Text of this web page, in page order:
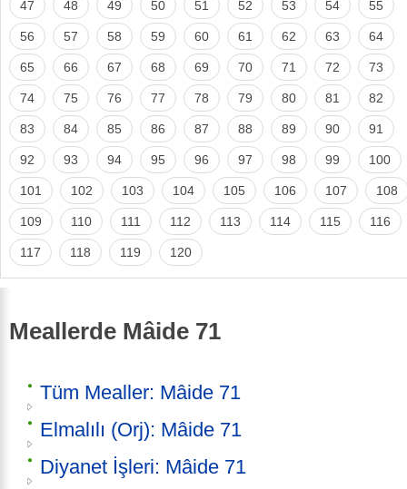
47 48 49 50 51 52 53 54 55
56 57 58 59 60 61 62 63 64
65 66 67 68 69 70 71 72 73
74 75 76 77 78 79 80 81 82
83 84 85 86 87 88 89 90 91
92 93 94 95 96 97 98 99 100
101 102 103 104 105 106 107 108
109 110 111 112 113 114 115 116
117 118 119 120
Meallerde Mâide 71
Tüm Mealler: Mâide 71
Elmalılı (Orj): Mâide 71
Diyanet İşleri: Mâide 71